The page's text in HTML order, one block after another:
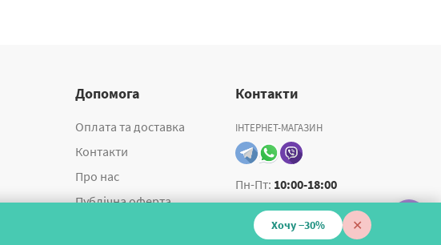
Хочу −30% ✕
Допомога
Оплата та доставка
Контакти
Про нас
Публічна оферта
Контакти
ІНТЕРНЕТ-МАГАЗИН
Пн-Пт: 10:00-18:00